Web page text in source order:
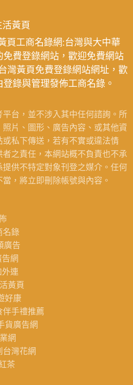
黃頁
頁工商名錄網:台灣與大中華
費登錄網站，歡迎免費網站
灣黃頁免費登錄網站網址，歡
錄與管理發佈工商名錄。
台，並不涉入其中任何諮詢。所
片、圖形、廣告內容、或其他資
私下傳送，若有不實或違法情
之責任，本網站概不負責也不承
供不特定對象刊登之媒介。任何
，將立即刪除帳號與內容。
名錄
廣告
網
連
黃頁
好康
伴手禮推薦
貨廣告網
網
台灣花網
茶